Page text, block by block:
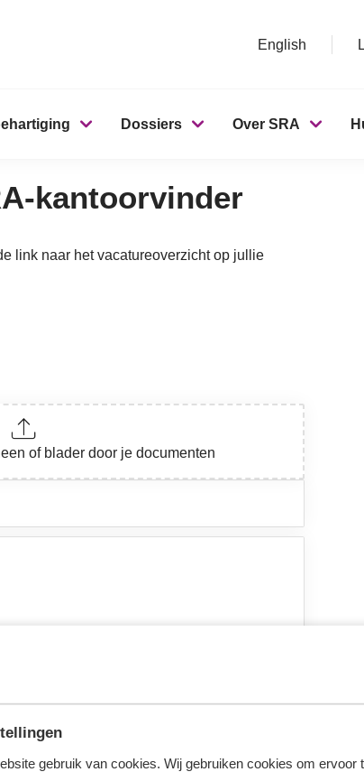
gebruik van cookies. Wij gebruiken cookies om ervoor
English
Dossiers Over SRA
kantoorvinder
link naar het vacatureoverzicht op jullie